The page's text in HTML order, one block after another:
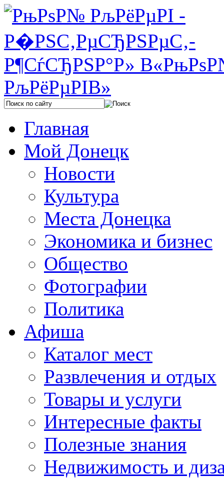
Главная
Мой Донецк
Новости
Культура
Места Донецка
Экономика и бизнес
Общество
Фотографии
Политика
Афиша
Каталог мест
Развлечения и отдых
Товары и услуги
Интересные факты
Полезные знания
Недвижимость и